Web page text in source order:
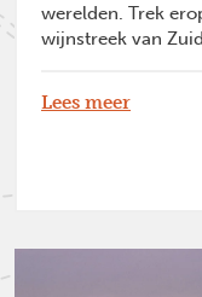
werelden. Trek
wijnstreek van
Lees meer